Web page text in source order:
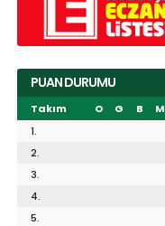
PUAN DURUMU
Takım O G B M
1.
2.
3.
4.
5.